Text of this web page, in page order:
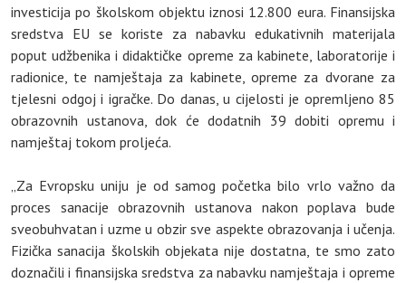
investicija po školskom objektu iznosi 12.800 eura. Finansijska
sredstva EU se koriste za nabavku edukativnih materijala
poput udžbenika i didaktičke opreme za kabinete, laboratorije i
radionice, te namještaja za kabinete, opreme za dvorane za
tjelesni odgoj i igračke. Do danas, u cijelosti je opremljeno 85
obrazovnih ustanova, dok će dodatnih 39 dobiti opremu i
namještaj tokom proljeća.
„Za Evropsku uniju je od samog početka bilo vrlo važno da
proces sanacije obrazovnih ustanova nakon poplava bude
sveobuhvatan i uzme u obzir sve aspekte obrazovanja i učenja.
Fizička sanacija školskih objekata nije dostatna, te smo zato
doznačili i finansijska sredstva za nabavku namještaja i opreme